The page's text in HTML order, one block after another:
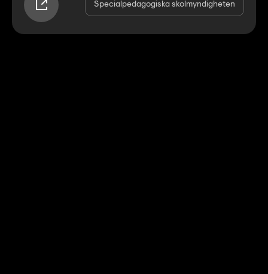
Specialpedagogiska skolmyndigheten